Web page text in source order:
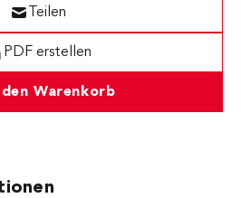
den Warenkorb
PDF erstellen
Teilen